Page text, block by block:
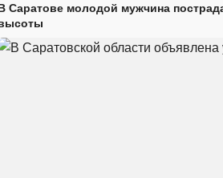
Саратове молодой мужчина